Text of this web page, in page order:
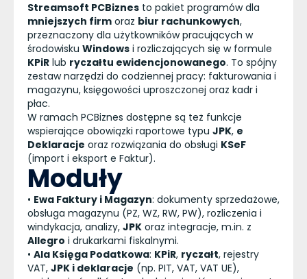
Streamsoft PCBiznes to pakiet programów dla
mniejszych firm oraz biur rachunkowych,
przeznaczony dla użytkowników pracujących w
środowisku Windows i rozliczających się w formule
KPiR lub ryczałtu ewidencjonowanego. To spójny
zestaw narzędzi do codziennej pracy: fakturowania i
magazynu, księgowości uproszczonej oraz kadr i
płac.
W ramach PCBiznes dostępne są też funkcje
wspierające obowiązki raportowe typu JPK, e
Deklaracje oraz rozwiązania do obsługi KSeF
(import i eksport e Faktur).
Moduły
• Ewa Faktury i Magazyn: dokumenty sprzedażowe,
obsługa magazynu (PZ, WZ, RW, PW), rozliczenia i
windykacja, analizy, JPK oraz integracje, m.in. z
Allegro i drukarkami fiskalnymi.
• Ala Księga Podatkowa: KPiR, ryczałt, rejestry
VAT, JPK i deklaracje (np. PIT, VAT, VAT UE),